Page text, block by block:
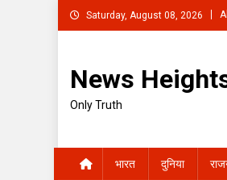
Skip
to
Saturday, August 08, 2026
News
Only Truth
भारत दुनिया